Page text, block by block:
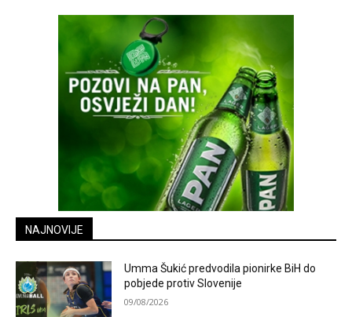
NAJNOVIJE
Umma Šukić predvodila pionirke BiH do
pobjede protiv Slovenije
09/08/2026